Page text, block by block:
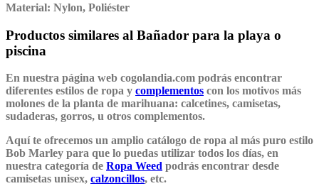
Material: Nylon, Poliéster
Productos similares al Bañador para la playa o
piscina
En nuestra página web cogolandia.com podrás encontrar
diferentes estilos de ropa y complementos con los motivos más
molones de la planta de marihuana: calcetines, camisetas,
sudaderas, gorros, u otros complementos.
Aquí te ofrecemos un amplio catálogo de ropa al más puro estilo
Bob Marley para que lo puedas utilizar todos los días, en
nuestra categoría de Ropa Weed podrás encontrar desde
camisetas unisex, calzoncillos, etc.